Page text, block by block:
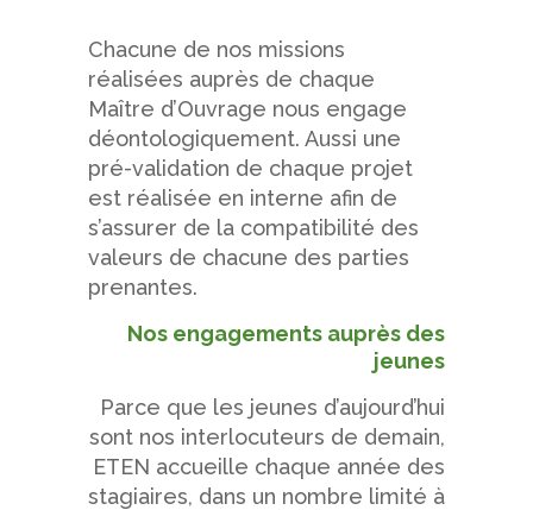
Chacune de nos missions
réalisées auprès de chaque
Maître d’Ouvrage nous engage
déontologiquement. Aussi une
pré-validation de chaque projet
est réalisée en interne afin de
s’assurer de la compatibilité des
valeurs de chacune des parties
prenantes.
Nos engagements auprès des
jeunes
Parce que les jeunes d’aujourd’hui
sont nos interlocuteurs de demain,
ETEN accueille chaque année des
stagiaires, dans un nombre limité à